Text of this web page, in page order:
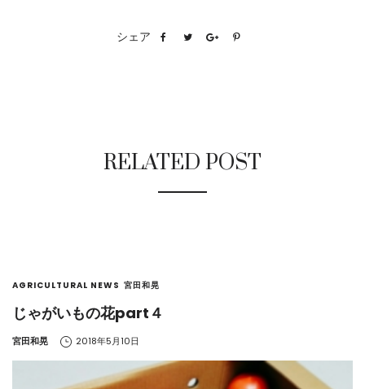
シェア
RELATED POST
AGRICULTURAL NEWS 宮田和晃
じゃがいもの花part４
by
宮田和晃 2018年5月10日